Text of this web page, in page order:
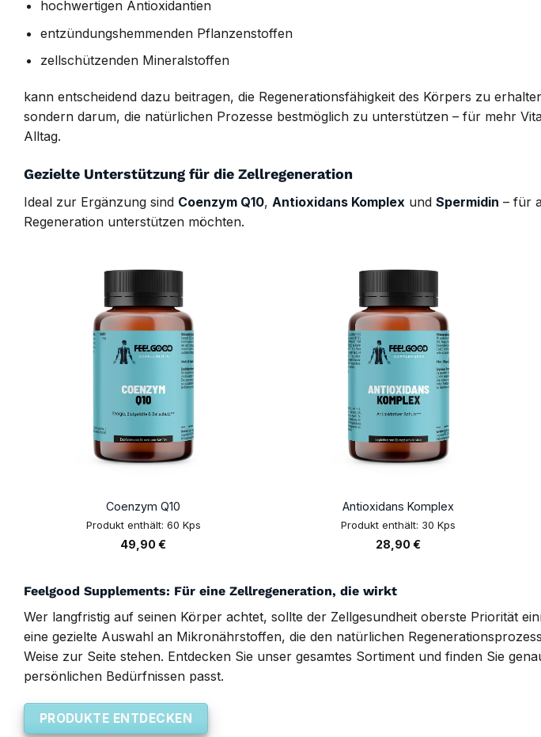
hochwertigen Antioxidantien
entzündungshemmenden Pflanzenstoffen
zellschützenden Mineralstoffen
kann entscheidend dazu beitragen, die Regenerationsfähigkeit des Körpers zu
sondern darum, die natürlichen Prozesse bestmöglich zu unterstützen – für mehr
Alltag.
Gezielte Unterstützung für die Zellregeneration
Ideal zur Ergänzung sind Coenzym Q10, Antioxidans Komplex und Spermidin – für
Regeneration unterstützen möchten.
WUNSCHLISTE
Coenzym Q10
Produkt enthält: 60 Kps
49,90€
WUNSCHLISTE
Antioxidans Komplex
Produkt enthält: 30Kps
28,90€
Feelgood Supplements: Für eine Zellregeneration, die wirkt
Wer langfristig auf seinen Körper achtet, sollte der Zellgesundheit oberste Priorität
eine gezielte Auswahl an Mikronährstoffen, die den natürlichen
Weise zur Seite stehen. Entdecken Sie unser gesamtes Sortiment und finden Sie
persönlichen Bedürfnissen passt.
PRODUKTE ENTDECKEN